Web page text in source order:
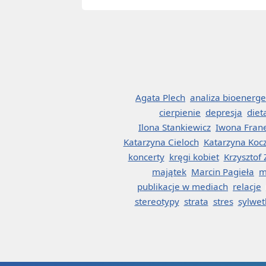
Agata Plech analiza
cierpienie depresja
Ilona Stankiewicz Iwona
Katarzyna Cieloch Katarzyna
koncerty kręgi kobiet Krzysztof
majątek Marcin Pagieła
publikacje w mediach relacje
stereotypy strata stres